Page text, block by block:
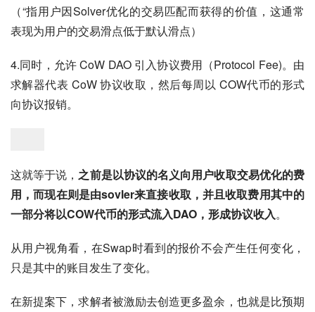
（“指用户因Solver优化的交易匹配而获得的价值，这通常
表现为用户的交易滑点低于默认滑点）
4.同时，允许 CoW DAO 引入协议费用（Protocol Fee)。由
求解器代表 CoW 协议收取，然后每周以 COW代币的形式
向协议报销。
这就等于说，之前是以协议的名义向用户收取交易优化的费
用，而现在则是由sovler来直接收取，并且收取费用其中的
一部分将以COW代币的形式流入DAO，形成协议收入。
从用户视角看，在Swap时看到的报价不会产生任何变化，
只是其中的账目发生了变化。
在新提案下，求解者被激励去创造更多盈余，也就是比预期